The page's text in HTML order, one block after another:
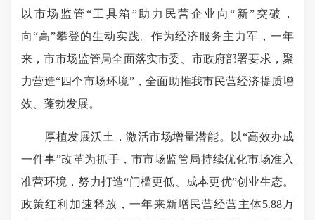
以市场监管“工具箱”助力民营企业向“新”突破，
向“高”攀登的生动实践。作为经济服务主力军，一年
来，市市场监管局全面落实市委、市政府部署要求，聚
力营造“四个市场环境”，全面助推我市民营经济提质增
效、蓬勃发展。
厚植发展沃土，激活市场增量潜能。以“高效办成
一件事”改革为抓手，市市场监管局持续优化市场准入
准营环境，努力打造“门槛更低、成本更优”创业生态。
政策红利加速释放，一年来新增民营经营主体5.88万